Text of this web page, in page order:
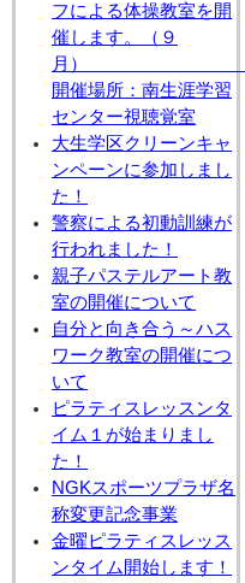
フによる体操教室を開
催します。（９
開催場所：南生涯学習
センター視聴覚室
大生学区クリーンキャ
ンペーンに参加しまし
た！
警察による初動訓練が
行われました！
親子パステルアート教
室の開催について
自分と向き合う～ハス
ワーク教室の開催につ
いて
ピラティスレッスンタ
イム１が始まりまし
た！
NGKスポーツプラザ名
称変更記念事業
金曜ピラティスレッス
ンタイム開始します！